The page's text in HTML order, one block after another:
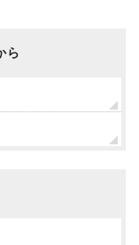
ら